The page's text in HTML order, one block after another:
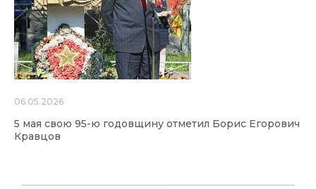
06.05.2026
5 мая свою 95-ю годовщину отметил Борис Егорович
Кравцов